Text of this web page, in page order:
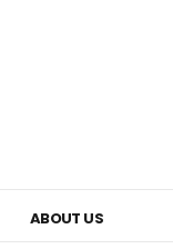
ABOUT US